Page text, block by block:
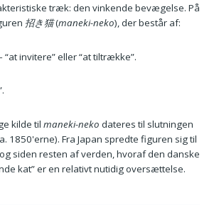
træk: den vinkende bevægelse. På
招き猫(maneki-neko), der består af:
“at invitere” eller “at tiltrække”.
kilde til maneki-neko dateres til slutningen
1850'erne). Fra Japan spredte figuren sig til
siden resten af verden, hvoraf den danske
kat” er en relativt nutidig oversættelse.